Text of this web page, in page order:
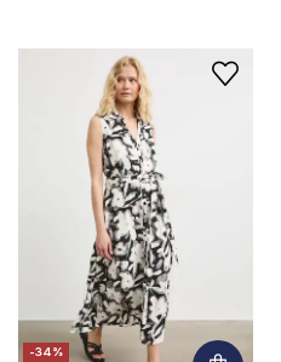
-34%